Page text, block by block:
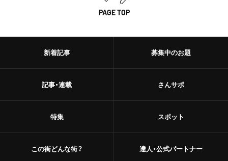
PAGE TOP
新着記事
記事・連載
特集
この街どんな街？
募集中のお題
さんサポ
スポット
達人・公式パートナー